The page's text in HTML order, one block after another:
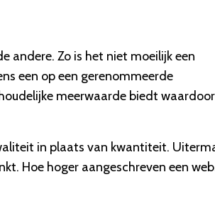
andere. Zo is het niet moeilijk een
een op een gerenommeerde
meerwaarde biedt
in plaats van kwantiteit.
Hoe hoger aangeschreven een